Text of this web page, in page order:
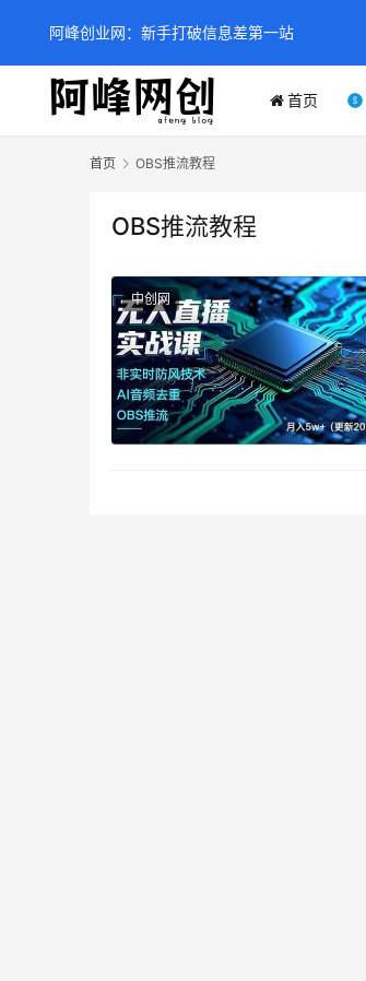
首页
首页 OBS推流教程
OBS推流教程
中创网
阿峰创业网：新手打破信息差第一站